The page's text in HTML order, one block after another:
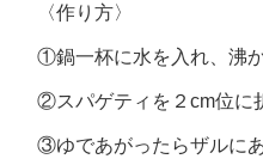
〈作り方〉
①鍋一杯に水を入れ、沸か
②スパゲティを２cm位に
③ゆであがったらザルにあ